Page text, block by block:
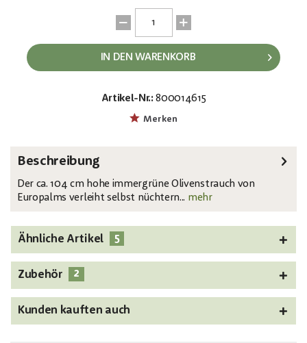
IN DEN WARENKORB
Artikel-Nr.: 800014615
Merken
Beschreibung
Der ca. 104 cm hohe immergrüne Olivenstrauch von
Europalms verleiht selbst nüchtern... mehr
Ähnliche Artikel 5
Zubehör 2
Kunden kauften auch